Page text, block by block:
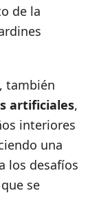
de la
también
artificiales,
interiores
una
los desafíos
se